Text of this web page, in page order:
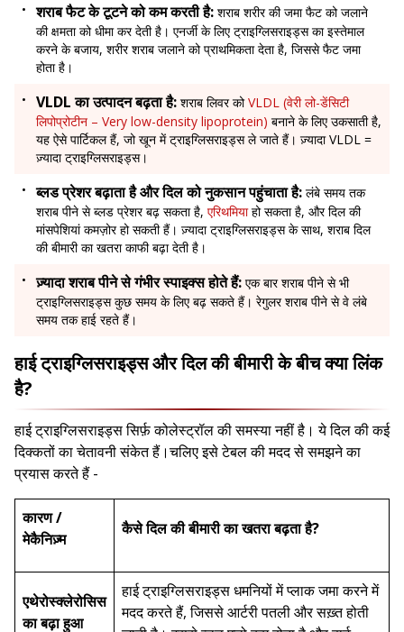
शराब फैट के टूटने को कम करती है: शराब शरीर की जमा फैट को जलाने
की क्षमता को धीमा कर देती है। एनर्जी के लिए ट्राइग्लिसराइड्स का इस्तेमाल
करने के बजाय, शरीर शराब जलाने को प्राथमिकता देता है, जिससे फैट जमा
होता है।
VLDL का उत्पादन बढ़ता है: शराब लिवर कोVLDL (वेरी लो-डेंसिटी
लिपोप्रोटीन – Very low-density lipoprotein) बनाने के लिए उकसाती है,
यह ऐसे पार्टिकल हैं, जो खून में ट्राइग्लिसराइड्स ले जाते हैं। ज़्यादा VLDL =
ज़्यादा ट्राइग्लिसराइड्स।
ब्लड प्रेशर बढ़ाता है और दिल को नुकसान पहुंचाता है: लंबे समय तक
शराब पीने से ब्लड प्रेशर बढ़ सकता है, एरिथमियाहो सकता है, और दिल की
मांसपेशियां कमज़ोर हो सकती हैं। ज़्यादा ट्राइग्लिसराइड्स के साथ, शराब दिल
की बीमारी का खतरा काफी बढ़ा देती है।
ज़्यादा शराब पीने से गंभीर स्पाइक्स होते हैं: एक बार शराब पीने से भी
ट्राइग्लिसराइड्स कुछ समय के लिए बढ़ सकते हैं। रेगुलर शराब पीने से वे लंबे
समय तक हाई रहते हैं।
हाई ट्राइग्लिसराइड्स और दिल की बीमारी के बीच क्या लिंक
है?
हाई ट्राइग्लिसराइड्स सिर्फ़ कोलेस्ट्रॉल की समस्या नहीं है। ये दिल की कई
दिक्कतों का चेतावनी संकेत हैं।चलिए इसे टेबल की मदद से समझने का
प्रयास करते हैं -
कारण /
मेकैनिज़्म
कैसे दिल की बीमारी का खतरा बढ़ता है?
एथेरोस्क्लेरोसिस
का बढ़ा हुआ
हाई ट्राइग्लिसराइड्स धमनियों में प्लाक जमा करने में
मदद करते हैं, जिससे आर्टरी पतली और सख़्त होती